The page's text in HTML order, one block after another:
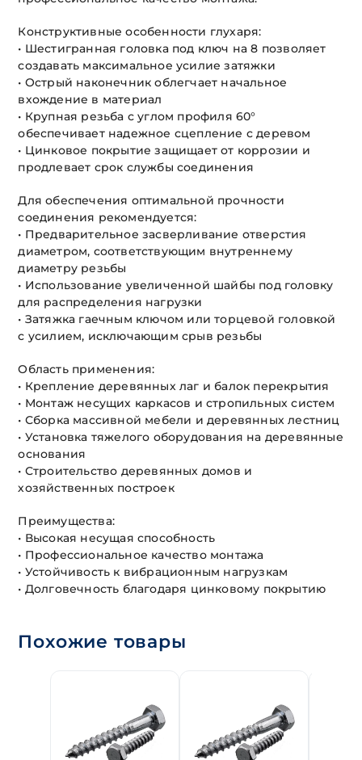
Конструктивные особенности глухаря:
• Шестигранная головка под ключ на 8 позволяет
создавать максимальное усилие затяжки
• Острый наконечник облегчает начальное
вхождение в материал
• Крупная резьба с углом профиля 60°
обеспечивает надежное сцепление с деревом
• Цинковое покрытие защищает от коррозии и
продлевает срок службы соединения
Для обеспечения оптимальной прочности
соединения рекомендуется:
• Предварительное засверливание отверстия
диаметром, соответствующим внутреннему
диаметру резьбы
• Использование увеличенной шайбы под головку
для распределения нагрузки
• Затяжка гаечным ключом или торцевой головкой
с усилием, исключающим срыв резьбы
Область применения:
• Крепление деревянных лаг и балок перекрытия
• Монтаж несущих каркасов и стропильных систем
• Сборка массивной мебели и деревянных лестниц
• Установка тяжелого оборудования на деревянные
основания
• Строительство деревянных домов и
хозяйственных построек
Преимущества:
• Высокая несущая способность
• Профессиональное качество монтажа
• Устойчивость к вибрационным нагрузкам
• Долговечность благодаря цинковому покрытию
Похожие товары